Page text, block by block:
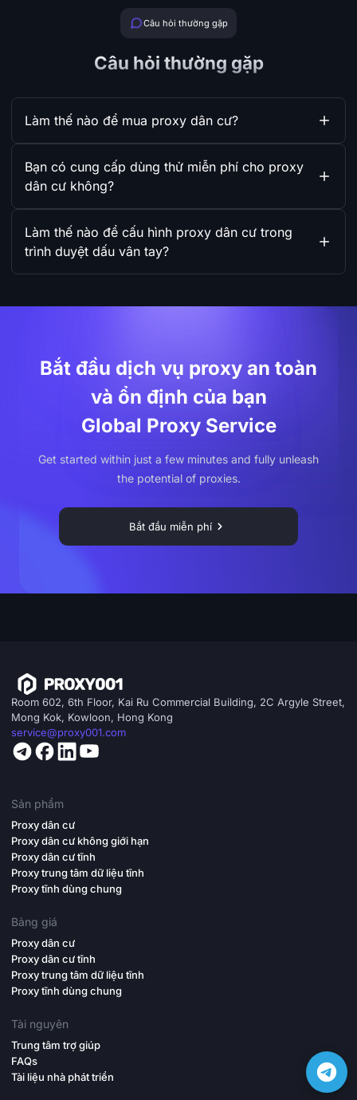
Câu hỏi thường gặp
Câu hỏi thường gặp
Làm thế nào để mua proxy dân cư?
Bạn có cung cấp dùng thử miễn phí cho proxy
dân cư không?
Làm thế nào để cấu hình proxy dân cư trong
trình duyệt dấu vân tay?
Bắt đầu dịch vụ proxy an toàn
và ổn định của bạn
Global Proxy Service
Get started within just a few minutes and fully unleash
the potential of proxies.
Bắt đầu miễn phí
Room 602, 6th Floor, Kai Ru Commercial Building, 2C Argyle Street,
Mong Kok, Kowloon, Hong Kong
service@proxy001.com
Sản phẩm
Proxy dân cư
Proxy dân cư không giới hạn
Proxy dân cư tĩnh
Proxy trung tâm dữ liệu tĩnh
Proxy tĩnh dùng chung
Bảng giá
Proxy dân cư
Proxy dân cư tĩnh
Proxy trung tâm dữ liệu tĩnh
Proxy tĩnh dùng chung
Tài nguyên
Trung tâm trợ giúp
FAQs
Tài liệu nhà phát triển